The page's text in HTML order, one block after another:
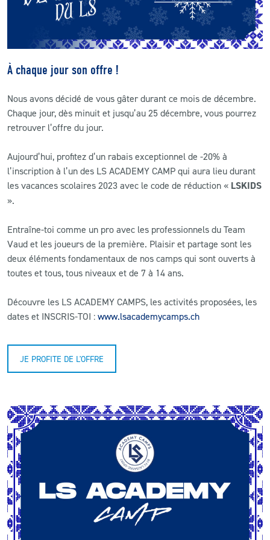
CONTACT
LS E-SHOP
LS ACADEMY CAMPS
À chaque jour son offre !
Nous avons décidé de vous gâter durant ce mois de décembre.
Chaque jour, dès minuit et jusqu’au 25 décembre, vous pourrez
retrouver l’offre du jour.
Aujourd’hui, profitez d’un rabais exceptionnel de -20% à
l’inscription à l’un des LS ACADEMY CAMP qui aura lieu durant
les vacances scolaires 2023 avec le code de réduction « LSKIDS
».
Entraîne-toi comme un pro avec les professionnels du Team
Vaud et les joueurs de la première. Plaisir et partage sont les
deux éléments fondamentaux de nos camps qui sont ouverts à
toutes et tous, tous niveaux et de 7 à 14 ans.
Découvre les LS ACADEMY CAMPS, les activités proposées, les
dates et INSCRIS-TOI : www.lsacademycamps.ch
JE PROFITE DE L'OFFRE